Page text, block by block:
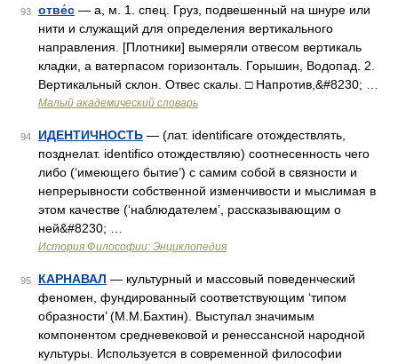
93 отве́с — а, м. 1. спец. Груз, подвешенный на шнуре или
нити и служащий для определения вертикального
направления. [Плотники] вымеряли отвесом вертикаль
кладки, а ватерпасом горизонталь. Горышин, Водопад. 2.
Вертикальный склон. Отвес скалы. □ Напротив,&#8230; …
Малый академический словарь
94 ИДЕНТИЧНОСТЬ — (лат. identificare отождествлять,
позднелат. identifico отождествляю) соотнесенность чего
либо (‘имеющего бытие’) с самим собой в связности и
непрерывности собственной изменчивости и мыслимая в
этом качестве (‘наблюдателем’, рассказывающим о
ней&#8230; …
История Философии: Энциклопедия
95 КАРНАВАЛ — культурный и массовый поведенческий
феномен, фундированный соответствующим ‘типом
образности’ (М.М.Бахтин). Выступал значимым
компонентом средневековой и ренессансной народной
культуры. Используется в современной философии